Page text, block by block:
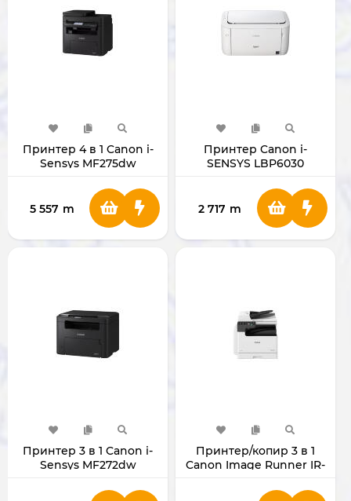
Принтер 4 в 1 Canon i-
Sensys MF275dw
5 557 m
Принтер Canon i-
SENSYS LBP6030
2 717 m
Принтер 3 в 1 Canon i-
Sensys MF272dw
Принтер/копир 3 в 1
Canon Image Runner IR-
картриджа